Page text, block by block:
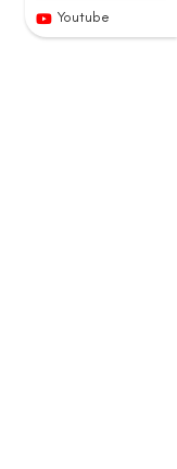
Youtube